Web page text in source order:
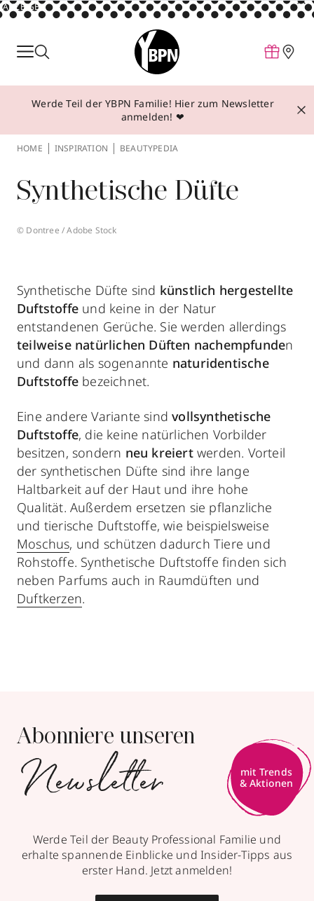
ANZEIGE
Parfum
Make-up
Behandlungen
Über YBPN
Aktionen
Werde Teil der YBPN Familie! Hier zum Newsletter
anmelden! ❤
HOME INSPIRATION BEAUTYPEDIA
Synthetische Düfte
© Dontree / Adobe Stock
Synthetische Düfte sind künstlich hergestellte
Duftstoffe und keine in der Natur
entstandenen Gerüche. Sie werden allerdings
teilweise natürlichen Düften nachempfunden
und dann als sogenannte naturidentische
Duftstoffe bezeichnet.
Eine andere Variante sindvollsynthetische
Duftstoffe, die keine natürlichen Vorbilder
besitzen, sondern neu kreiertwerden. Vorteil
der synthetischen Düfte sind ihre lange
Haltbarkeit auf der Haut und ihre hohe
Qualität. Außerdem ersetzen sie pflanzliche
und tierische Duftstoffe, wie beispielsweise
Moschus, und schützen dadurch Tiere und
Rohstoffe. Synthetische Duftstoffe finden sich
neben Parfums auch in Raumdüften und
Duftkerzen.
Abonniere unseren
Newsletter
mit Trends
& Aktionen
Werde Teil der Beauty Professional Familie und
erhalte spannende Einblicke und Insider-Tipps aus
erster Hand. Jetzt anmelden!